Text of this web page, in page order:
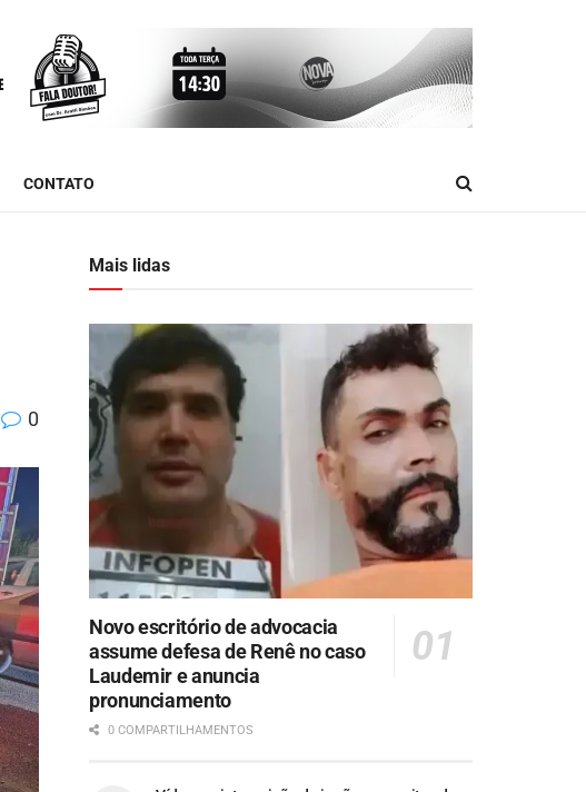
CONTATO
0
Mais lidas
Novo escritório de advocacia
assume defesa de Renê no caso
Laudemir e anuncia
pronunciamento
0 COMPARTILHAMENTOS